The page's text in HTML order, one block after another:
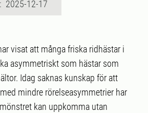
2025-12-17
visat att många friska ridhästar i
asymmetriskt som hästar som
Idag saknas kunskap för att
mindre rörelseasymmetrier har
kan uppkomma utan